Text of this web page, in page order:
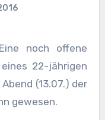
noch offene
22-jährigen
(13.07.) der
gewesen.